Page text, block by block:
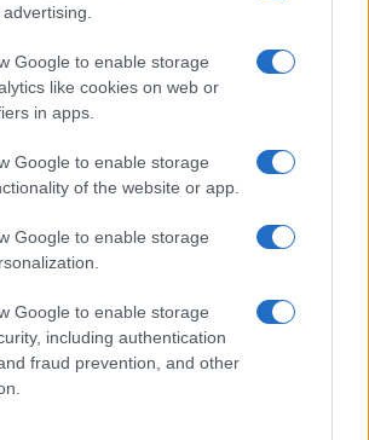
Google to enable storage
like cookies on web or
in apps.
Google to enable storage
of the website or app.
Google to enable storage
Google to enable storage
including authentication
fraud prevention, and other
: le pétrole en net repli malgré un or
2026
Prix
BTC